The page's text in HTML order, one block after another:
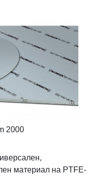
2000
материал на PTFE-